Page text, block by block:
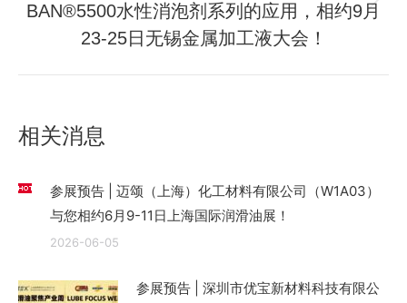
未
来
BAN®5500水性消泡剂系列的应用，相约9月
23-25日无锡金属加工液大会！
相关消息
参展预告 | 迈颂（上海）化工材料有限公司（W1A03）
与您相约6月9-11日上海国际润滑油展！
2026-06-05
参展预告 | 深圳市优宝新材料科技有限公